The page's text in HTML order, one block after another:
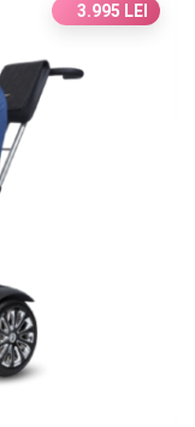
3.995 LEI